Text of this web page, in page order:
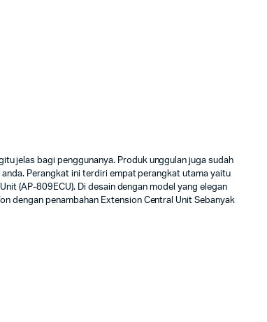
jelas bagi penggunanya. Produk unggulan juga sudah
Perangkat ini terdiri empat perangkat utama yaitu
(AP-809ECU). Di desain dengan model yang elegan
dengan penambahan Extension Central Unit Sebanyak